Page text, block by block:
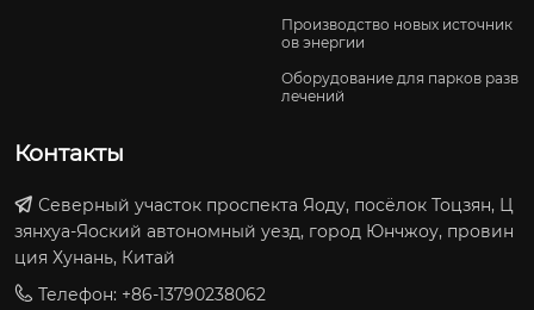
Производство новых источник
ов энергии
Оборудование для парков разв
лечений
Контакты
Северный участок проспекта Яоду, посёлок Тоцзян, Ц
зянхуа-Яоский автономный уезд, город Юнчжоу, провин
ция Хунань, Китай
Телефон: +86-13790238062